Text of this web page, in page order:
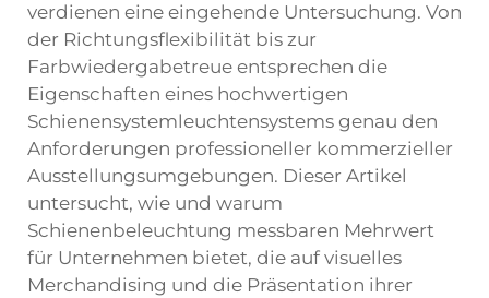
verdienen eine eingehende Untersuchung. Von
der Richtungsflexibilität bis zur
Farbwiedergabetreue entsprechen die
Eigenschaften eines hochwertigen
Schienensystemleuchtensystems genau den
Anforderungen professioneller kommerzieller
Ausstellungsumgebungen. Dieser Artikel
untersucht, wie und warum
Schienenbeleuchtung messbaren Mehrwert
für Unternehmen bietet, die auf visuelles
Merchandising und die Präsentation ihrer